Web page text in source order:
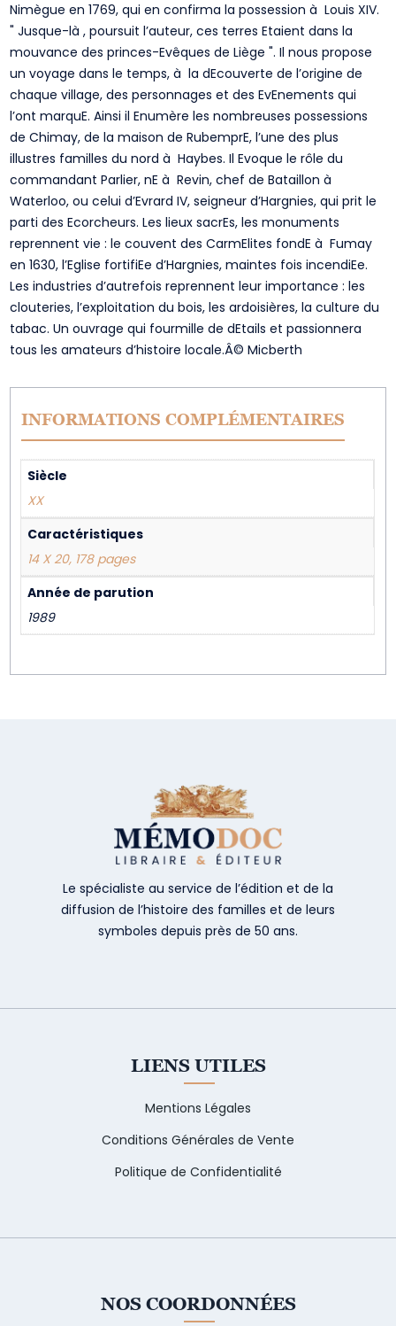
Nimègue en 1769, qui en confirma la possession à Louis XIV.
" Jusque-là , poursuit l’auteur, ces terres Etaient dans la
mouvance des princes-Evêques de Liège ". Il nous propose
un voyage dans le temps, à la dEcouverte de l’origine de
chaque village, des personnages et des EvEnements qui
l’ont marquE. Ainsi il Enumère les nombreuses possessions
de Chimay, de la maison de RubemprE, l’une des plus
illustres familles du nord à Haybes. Il Evoque le rôle du
commandant Parlier, nE à Revin, chef de Bataillon à
Waterloo, ou celui d’Evrard IV, seigneur d’Hargnies, qui prit le
parti des Ecorcheurs. Les lieux sacrEs, les monuments
reprennent vie : le couvent des CarmElites fondE à Fumay
en 1630, l’Eglise fortifiEe d’Hargnies, maintes fois incendiEe.
Les industries d’autrefois reprennent leur importance : les
clouteries, l’exploitation du bois, les ardoisières, la culture du
tabac. Un ouvrage qui fourmille de dEtails et passionnera
tous les amateurs d’histoire locale.Â© Micberth
INFORMATIONS COMPLÉMENTAIRES
Siècle
XX
Caractéristiques
14 X 20, 178 pages
Année de parution
1989
Le spécialiste au service de l’édition et de la
diffusion de l’histoire des familles et de leurs
symboles depuis près de 50 ans.
LIENS UTILES
Mentions Légales
Conditions Générales de Vente
Politique de Confidentialité
NOS COORDONNÉES